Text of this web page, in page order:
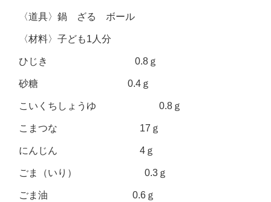
〈道具〉鍋 ざる ボール
〈材料〉子ども1人分
ひじき 0.8ｇ
砂糖 0.4ｇ
こいくちしょうゆ 0.8ｇ
こまつな 17ｇ
にんじん 4ｇ
ごま（いり） 0.3ｇ
ごま油 0.6ｇ